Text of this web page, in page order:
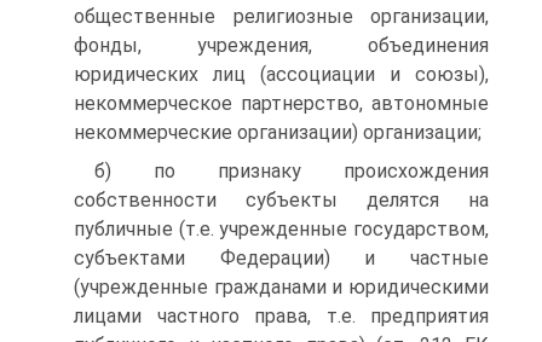
общественные религиозные организации,
фонды, учреждения, объединения
юридических лиц (ассоциации и союзы),
некоммерческое партнерство, автономные
некоммерческие организации) организации;
б) по признаку происхождения
собственности субъекты делятся на
публичные (т.е. учрежденные государством,
субъектами Федерации) и частные
(учрежденные гражданами и юридическими
лицами частного права, т.е. предприятия